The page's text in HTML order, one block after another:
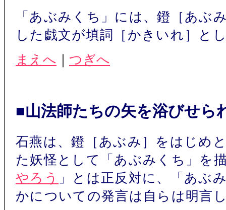
「あぶみくち」には、鐙［あぶ
した戯文が填詞［かきいれ］と
まえへ
つぎへ
■山法師たちの矢を浴びせら
石燕は、鐙［あぶみ］をはじめ
た妖怪として「あぶみくち」を
やろう
」とは正反対に、「あぶ
かについての発言は自らは明言